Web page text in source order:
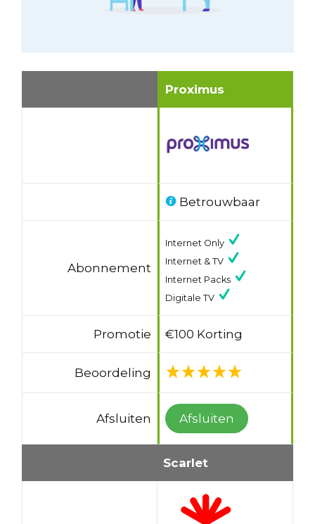
Proximus
Betrouwbaar
Abonnement
Internet Only
Internet & TV
Internet Packs
Digitale TV
Promotie €100 Korting
Beoordeling
Afsluiten Afsluiten
Scarlet